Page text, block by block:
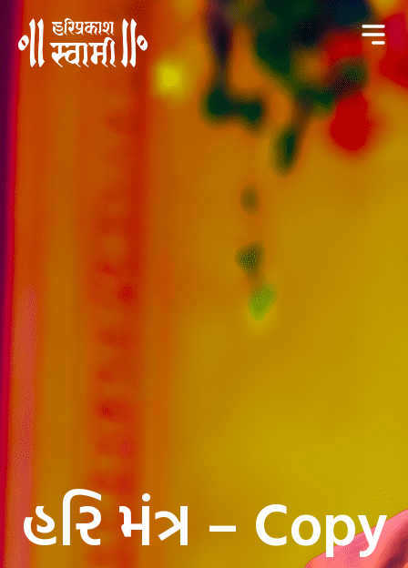
હરિ મંત્ર – Copy